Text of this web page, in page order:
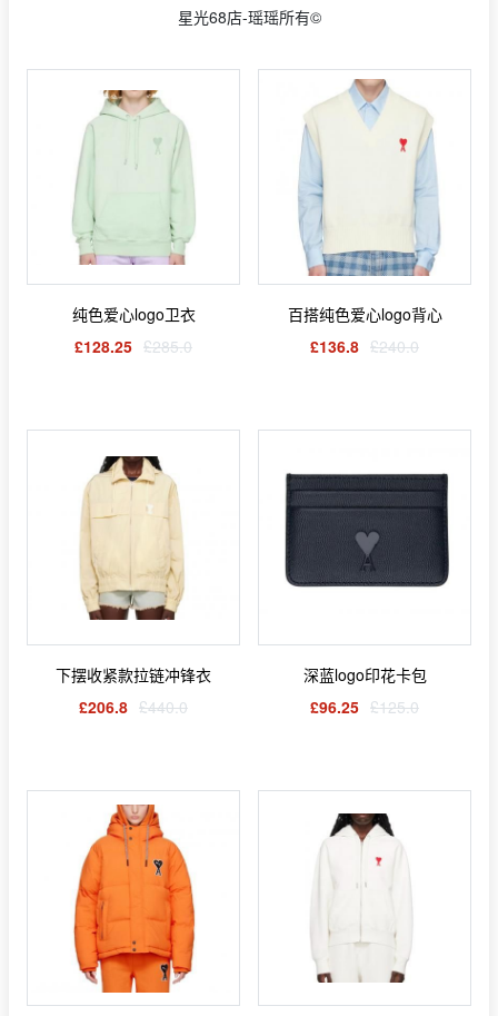
星光68店-瑶瑶所有©
纯色爱心logo卫衣
£128.25 £285.0
百搭纯色爱心logo背心
£136.8 £240.0
下摆收紧款拉链冲锋衣
£206.8 £440.0
深蓝logo印花卡包
£96.25 £125.0